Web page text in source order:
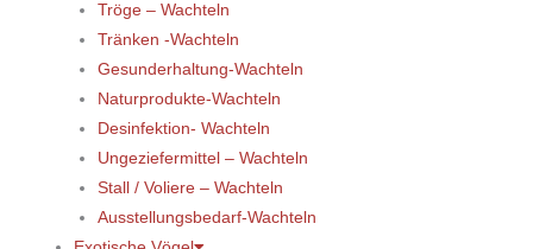
Tröge – Wachteln
Tränken -Wachteln
Gesunderhaltung-Wachteln
Naturprodukte-Wachteln
Desinfektion- Wachteln
Ungeziefermittel – Wachteln
Stall / Voliere – Wachteln
Ausstellungsbedarf-Wachteln